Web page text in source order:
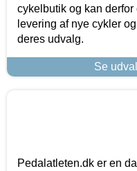
cykelbutik og kan
levering af nye cykler
deres udvalg.
Se
Pedalatleten.dk er en